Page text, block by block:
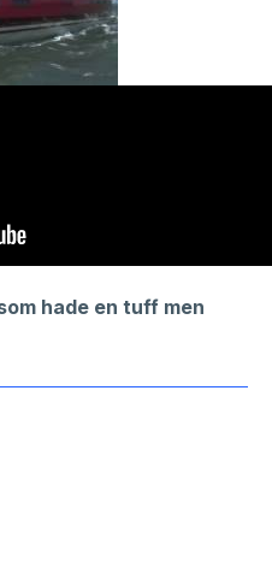
hade en tuff men